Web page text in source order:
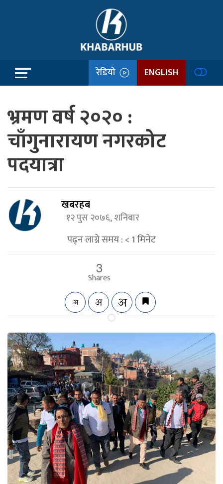
रेडियो ENGLISH
भ्रमण वर्ष २०२० :
चाँगुनारायण नगरकोट
पदयात्रा
खबरहब
१२ पुस २०७६, शनिबार
पढ्न लाग्ने समय :< 1मिनेट
3
Shares